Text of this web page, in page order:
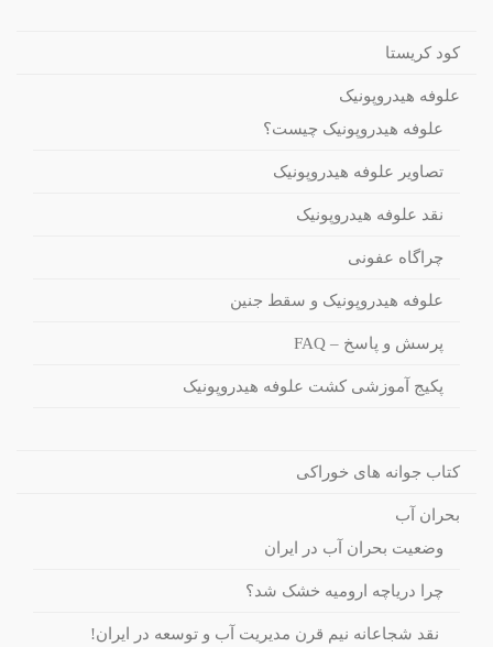
کود کریستا
علوفه هیدروپونیک
علوفه هیدروپونیک چیست؟
تصاویر علوفه هیدروپونیک
نقد علوفه هیدروپونیک
چراگاه عفونی
علوفه هیدروپونیک و سقط جنین
پرسش و پاسخ – FAQ
پکیج آموزشی کشت علوفه هیدروپونیک
کتاب جوانه های خوراکی
بحران آب
وضعیت بحران آب در ایران
چرا دریاچه ارومیه خشک شد؟
نقد شجاعانه نیم قرن مدیریت آب و توسعه در ایران!